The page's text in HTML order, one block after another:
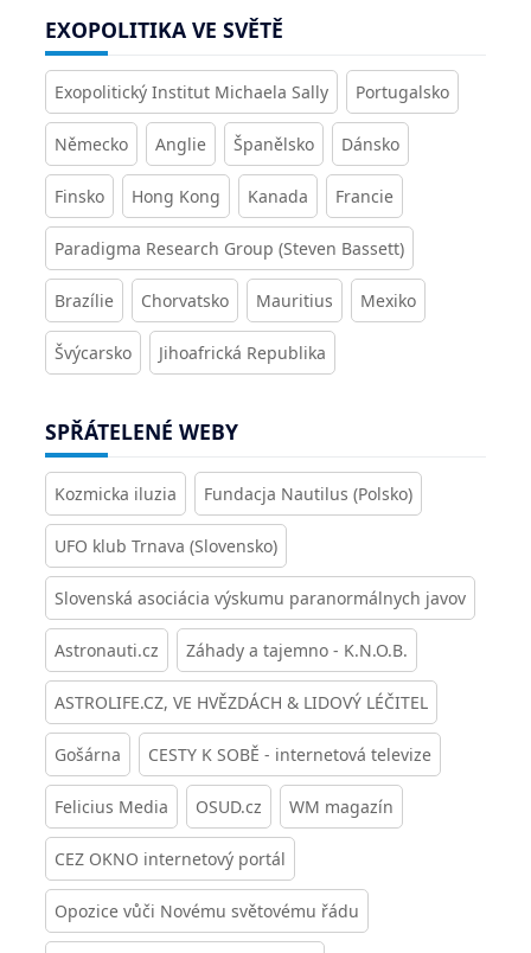
EXOPOLITIKA VE SVĚTĚ
Exopolitický Institut Michaela Sally Portugalsko
Německo Anglie Španělsko Dánsko
Finsko Hong Kong Kanada Francie
Paradigma Research Group (Steven Bassett)
Brazílie Chorvatsko Mauritius Mexiko
Švýcarsko Jihoafrická Republika
SPŘÁTELENÉ WEBY
Kozmicka iluzia Fundacja Nautilus (Polsko)
UFO klub Trnava (Slovensko)
Slovenská asociácia výskumu paranormálnych javov
Astronauti.cz Záhady a tajemno - K.N.O.B.
ASTROLIFE.CZ, VE HVĚZDÁCH & LIDOVÝ LÉČITEL
Gošárna CESTY K SOBĚ - internetová televize
Felicius Media OSUD.cz WM magazín
CEZ OKNO internetový portál
Opozice vůči Novému světovému řádu